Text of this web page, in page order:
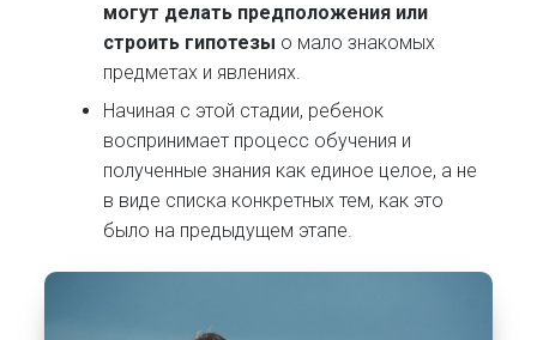
могут делать предположения или
строить гипотезы о мало знакомых
предметах и явлениях.
Начиная с этой стадии, ребенок
воспринимает процесс обучения и
полученные знания как единое целое, а не
в виде списка конкретных тем, как это
было на предыдущем этапе.